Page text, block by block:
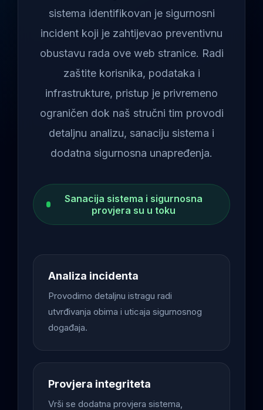
sistema identifikovan je sigurnosni
incident koji je zahtijevao preventivnu
obustavu rada ove web stranice. Radi
zaštite korisnika, podataka i
infrastrukture, pristup je privremeno
ograničen dok naš stručni tim provodi
detaljnu analizu, sanaciju sistema i
dodatna sigurnosna unapređenja.
Sanacija sistema i sigurnosna
provjera su u toku
Analiza incidenta
Provodimo detaljnu istragu radi
utvrđivanja obima i uticaja sigurnosnog
događaja.
Provjera integriteta
Vrši se dodatna provjera sistema,